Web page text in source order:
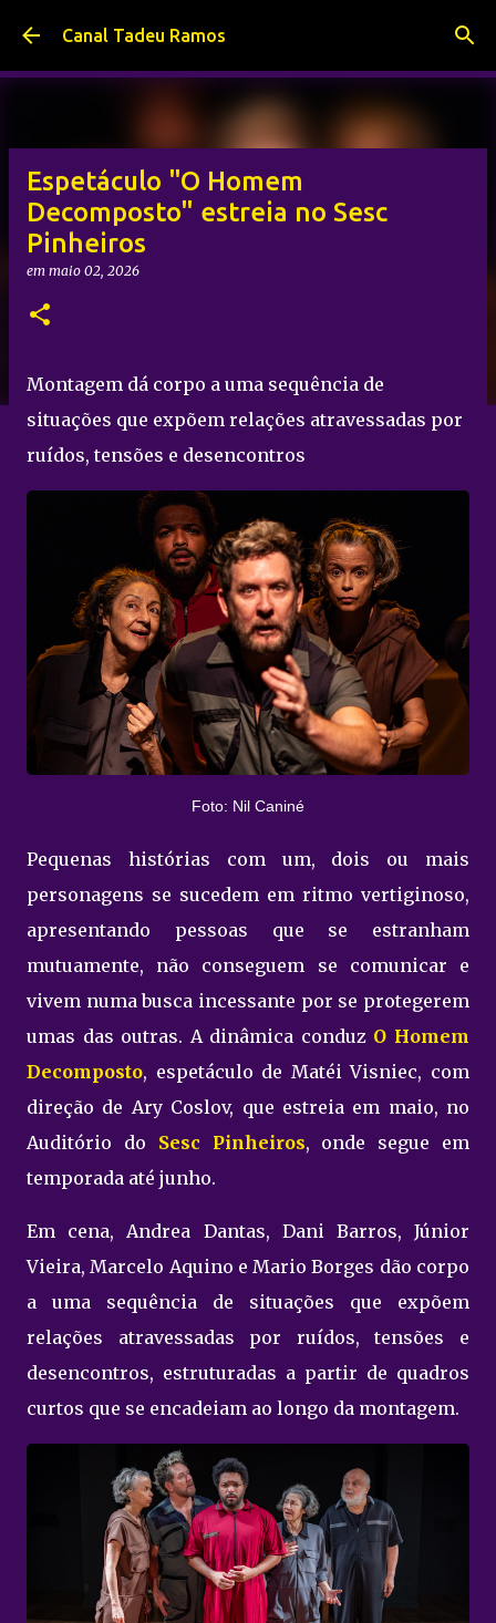
Pular para o conteúdo principal
Canal Tadeu Ramos
Espetáculo "O Homem
Decomposto" estreia no Sesc
Pinheiros
em maio 02, 2026
Montagem dá corpo a uma sequência de
situações que expõem relações atravessadas por
ruídos, tensões e desencontros
Foto: Nil Caniné
Pequenas histórias com um, dois ou mais
personagens se sucedem em ritmo vertiginoso,
apresentando pessoas que se estranham
mutuamente, não conseguem se comunicar e
vivem numa busca incessante por se protegerem
umas das outras. A dinâmica conduz O Homem
Decomposto, espetáculo de Matéi Visniec, com
direção de Ary Coslov, que estreia em maio, no
Auditório do Sesc Pinheiros, onde segue em
temporada até junho.
Em cena, Andrea Dantas, Dani Barros, Júnior
Vieira, Marcelo Aquino e Mario Borges dão corpo
a uma sequência de situações que expõem
relações atravessadas por ruídos, tensões e
desencontros, estruturadas a partir de quadros
curtos que se encadeiam ao longo da montagem.